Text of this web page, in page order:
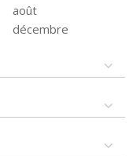
août
décembre